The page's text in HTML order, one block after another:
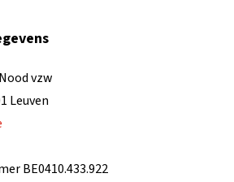
vzw
Leuven
BE0410.433.922